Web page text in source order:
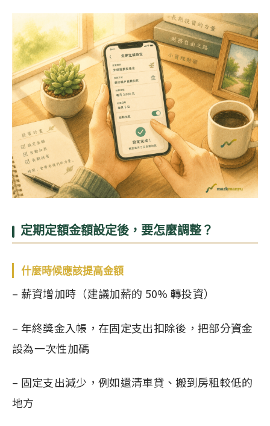
定期定額金額設定後，要怎麼調整？
什麼時候應該提高金額
– 薪資增加時（建議加薪的 50% 轉投資）
– 年終獎金入帳，在固定支出扣除後，把部分資金
設為一次性加碼
– 固定支出減少，例如還清車貸、搬到房租較低的
地方